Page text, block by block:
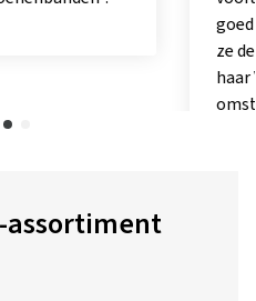
goed
ze de
haar